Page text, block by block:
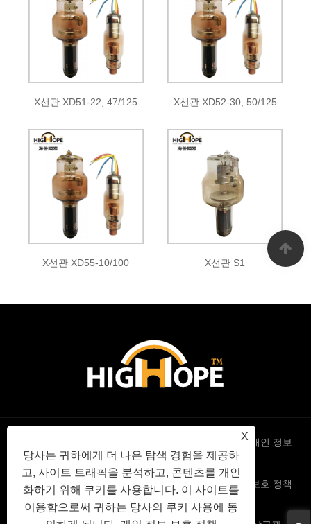
X선관 XD51-22, 47/125 X선관 XD52-30, 50/125
X선관 XD55-10/100 X선관 S1
X
당사는 귀하에게 더 나은 탐색 경험을 제공하
고, 사이트 트래픽을 분석하고, 콘텐츠를 개인
화하기 위해 쿠키를 사용합니다. 이 사이트를
이용함으로써 귀하는 당사의 쿠키 사용에 동
개인 정보
보호 정책